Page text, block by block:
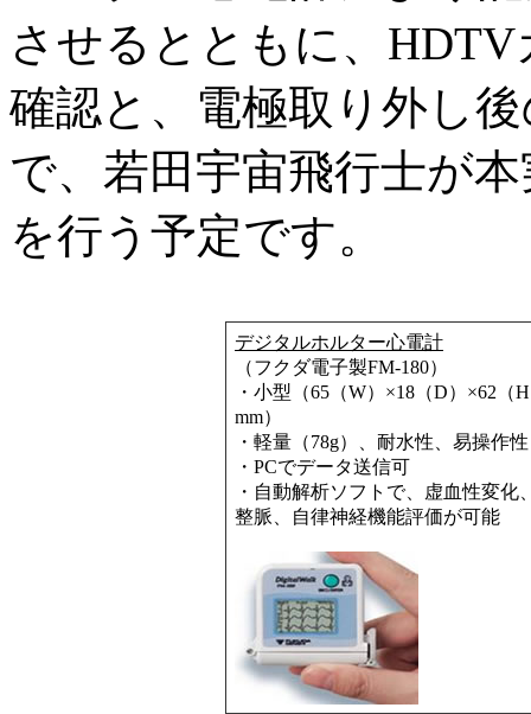
させるとともに、
確認と、電極取り外し
で、若田宇宙飛行士が
を行う予定です。
デジタルホルター心電計
（フクダ電子製FM-180）
・小型（65（W）×18（D）×62（
mm）
・軽量（78g）、耐水性、易操作性
・PCでデータ送信可
・自動解析ソフトで、虚血性変化
整脈、自律神経機能評価が可能